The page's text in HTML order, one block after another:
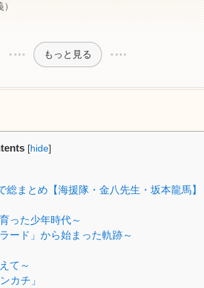
もっと見る
[hide]
総まとめ【海援隊・金八先生・坂本龍馬】
った少年時代～
ード」から始まった軌跡～
て～
カチ」